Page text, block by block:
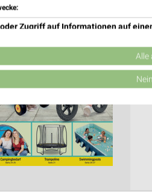
❯
Zugriff auf Informationen auf
Daten zur Auswahl von
Profilen für personalisierte Werbung
Profilen zur Personalisierung von
Profilen zur Auswahl personalisierter
Alle